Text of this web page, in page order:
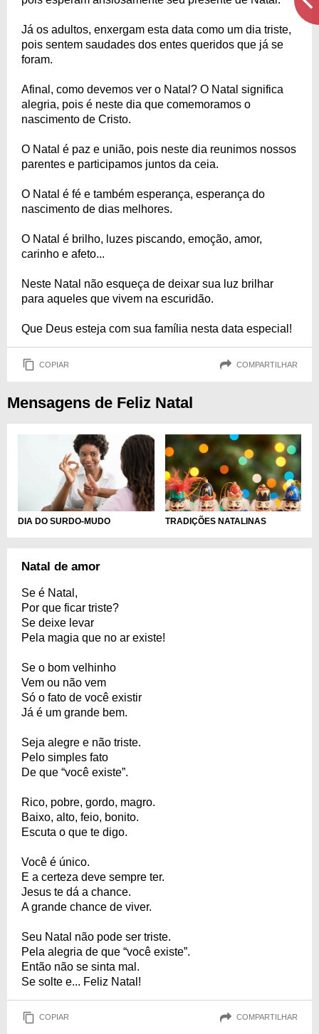
Já os adultos, enxergam esta data como um dia triste,
pois sentem saudades dos entes queridos que já se
foram.
Afinal, como devemos ver o Natal? O Natal significa
alegria, pois é neste dia que comemoramos o
nascimento de Cristo.
O Natal é paz e união, pois neste dia reunimos nossos
parentes e participamos juntos da ceia.
O Natal é fé e também esperança, esperança do
nascimento de dias melhores.
O Natal é brilho, luzes piscando, emoção, amor,
carinho e afeto...
Neste Natal não esqueça de deixar sua luz brilhar
para aqueles que vivem na escuridão.
Que Deus esteja com sua família nesta data especial!
COPIAR COMPARTILHAR
Mensagens de Feliz Natal
DIA DO SURDO-MUDO TRADIÇÕES NATALINAS
Natal de amor
Se é Natal,
Por que ficar triste?
Se deixe levar
Pela magia que no ar existe!
Se o bom velhinho
Vem ou não vem
Só o fato de você existir
Já é um grande bem.
Seja alegre e não triste.
Pelo simples fato
De que “você existe”.
Rico, pobre, gordo, magro.
Baixo, alto, feio, bonito.
Escuta o que te digo.
Você é único.
E a certeza deve sempre ter.
Jesus te dá a chance.
A grande chance de viver.
Seu Natal não pode ser triste.
Pela alegria de que “você existe”.
Então não se sinta mal.
Se solte e... Feliz Natal!
COPIAR COMPARTILHAR